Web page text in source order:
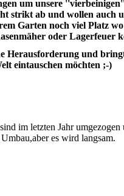
um unsere
strikt ab und wollen auch
Garten noch viel Platz
oder Lagerfeuer
Herausforderung und
eintauschen möchten ;-)
im letzten Jahr
es wird langsam.